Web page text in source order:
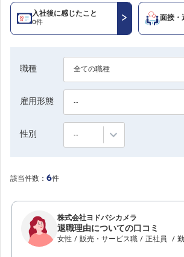
入社後に感じたこと
0件
面接・
職種 全ての職種
雇用形態 --
性別 --
該当件数： 6件
株式会社ヨドバシカメラ
退職理由についての口コミ
女性 / 販売・サービス職 / 正社員
/